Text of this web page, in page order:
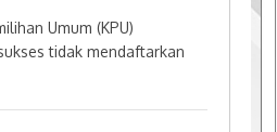
Umum (KPU)
tidak mendaftarkan